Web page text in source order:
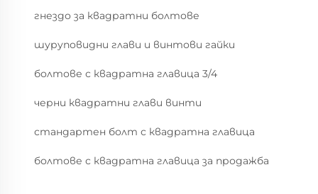
гнездо за квадратни болтове
шуруповидни глави и винтови гайки
болтове с квадратна главица 3/4
черни квадратни глави винти
стандартен болт с квадратна главица
болтове с квадратна главица за продажба